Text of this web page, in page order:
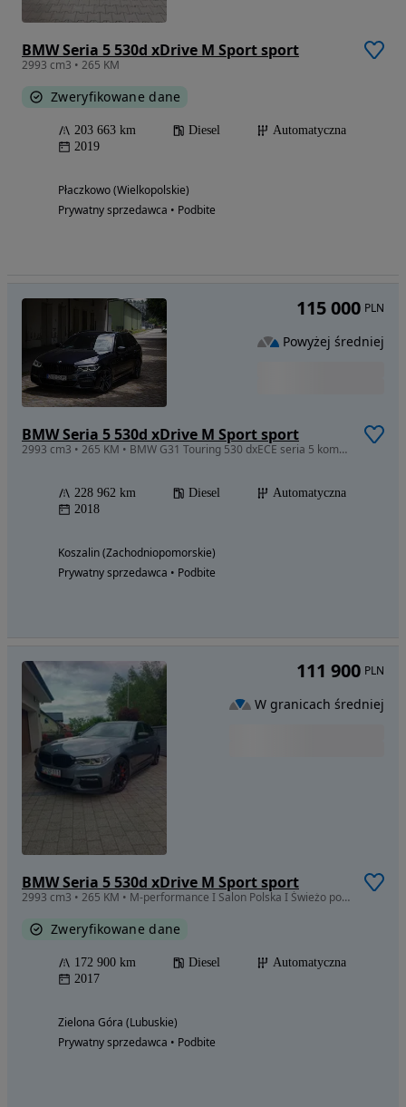
BMW Seria 5 530d xDrive M Sport sport
2993 cm3 • 265 KM
Zweryfikowane dane
203 663 km Diesel
Automatyczna
2019
Płaczkowo (Wielkopolskie)
Prywatny sprzedawca • Podbite
BMW Seria 5 530d xDrive M Sport sport
2993 cm3 • 265 KM • BMW G31 Touring 530 dxECE seria 5 kombi 3 litrowy diesel
228 962 km Diesel
Automatyczna
2018
Koszalin (Zachodniopomorskie)
Prywatny sprzedawca • Podbite
115 000 PLN
Powyżej średniej
BMW Seria 5 530d xDrive M Sport sport
2993 cm3 • 265 KM • M-performance I Salon Polska I Świeżo po serwisie ASO, bogata wersja
Zweryfikowane dane
172 900 km Diesel
Automatyczna
2017
Zielona Góra (Lubuskie)
Prywatny sprzedawca • Podbite
111 900 PLN
W granicach średniej